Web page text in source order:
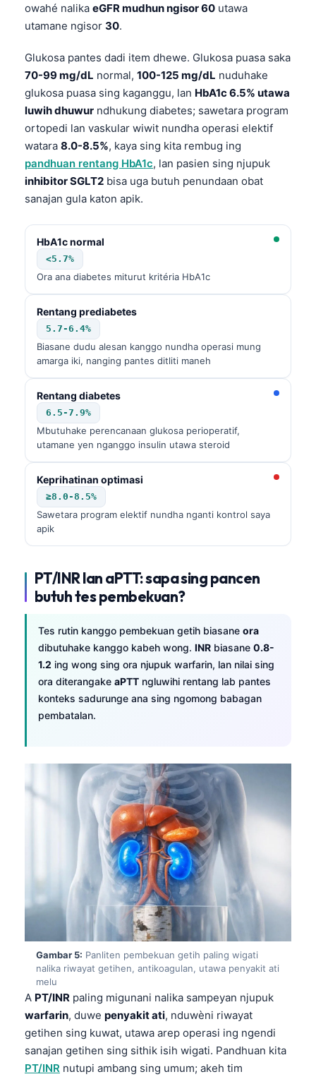
owahé nalika eGFR mudhun ngisor 60 utawa
utamane ngisor 30.
Glukosa pantes dadi item dhewe. Glukosa puasa saka
70-99 mg/dL normal, 100-125 mg/dL nuduhake
glukosa puasa sing kaganggu, lan HbA1c 6.5% utawa
luwih dhuwur ndhukung diabetes; sawetara program
ortopedi lan vaskular wiwit nundha operasi elektif
watara 8.0-8.5%, kaya sing kita rembug ing
pandhuan rentang HbA1c, lan pasien sing njupuk
inhibitor SGLT2 bisa uga butuh penundaan obat
sanajan gula katon apik.
HbA1c normal
<5.7%
Ora ana diabetes miturut kritéria HbA1c
Rentang prediabetes
5.7-6.4%
Biasane dudu alesan kanggo nundha operasi mung
amarga iki, nanging pantes ditliti maneh
Rentang diabetes
6.5-7.9%
Mbutuhake perencanaan glukosa perioperatif,
utamane yen nganggo insulin utawa steroid
Keprihatinan optimasi
≥8.0-8.5%
Sawetara program elektif nundha nganti kontrol saya
apik
PT/INR lan aPTT: sapa sing pancen
butuh tes pembekuan?
Tes rutin kanggo pembekuan getih biasane ora
dibutuhake kanggo kabeh wong. INR biasane 0.8-
1.2 ing wong sing ora njupuk warfarin, lan nilai sing
ora diterangake aPTT ngluwihi rentang lab pantes
konteks sadurunge ana sing ngomong babagan
pembatalan.
Gambar 5: Panliten pembekuan getih paling wigati
nalika riwayat getihen, antikoagulan, utawa penyakit ati
melu
A PT/INR paling migunani nalika sampeyan njupuk
warfarin, duwe penyakit ati, nduwèni riwayat
getihen sing kuwat, utawa arep operasi ing ngendi
sanajan getihen sing sithik isih wigati. Pandhuan kita
PT/INR nutupi ambang sing umum; akeh tim